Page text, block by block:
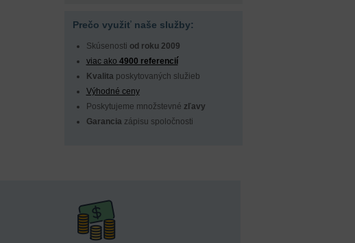
Prečo využiť naše služby:
Skúsenosti od roku 2009
viac ako 4900 referencií
Kvalitaposkytovaných služieb
Výhodné ceny
Poskytujeme množstevné zľavy
Garanciazápisu spoločnosti